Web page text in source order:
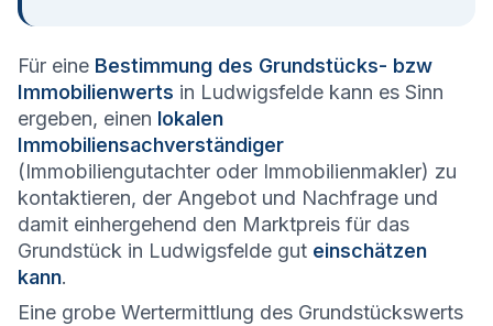
Für eine Bestimmung des Grundstücks- bzw
Immobilienwerts in Ludwigsfelde kann es Sinn
ergeben, einen lokalen
Immobiliensachverständiger
(Immobiliengutachter oder Immobilienmakler) zu
kontaktieren, der Angebot und Nachfrage und
damit einhergehend den Marktpreis für das
Grundstück in Ludwigsfelde gut einschätzen
kann.
Eine grobe Wertermittlung des Grundstückswerts